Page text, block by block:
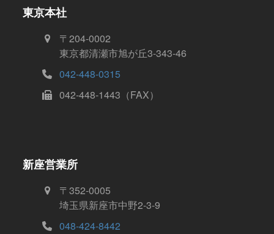
東京本社
〒204-0002
東京都清瀬市旭が丘3-343-46
042-448-0315
042-448-1443（FAX）
新座営業所
〒352-0005
埼玉県新座市中野2-3-9
048-424-8442